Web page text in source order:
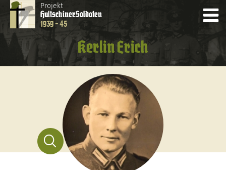
Projekt
HultschinerSoldaten
1939 - 45
Kerlin Erich